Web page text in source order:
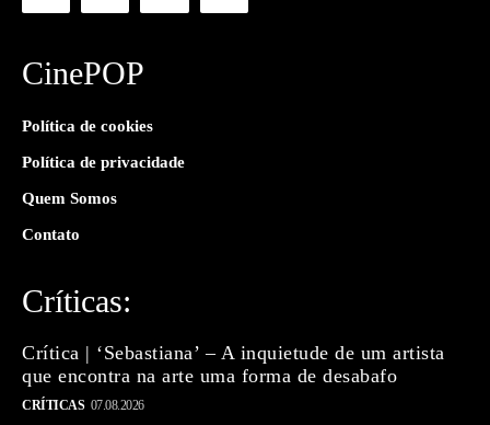
CinePOP
Política de cookies
Política de privacidade
Quem Somos
Contato
Críticas:
Crítica | ‘Sebastiana’ – A inquietude de um artista
que encontra na arte uma forma de desabafo
CRÍTICAS 07.08.2026